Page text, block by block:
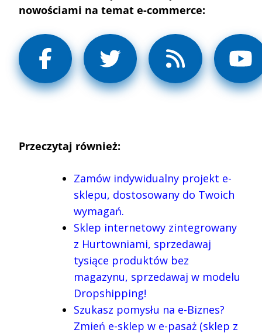
nowościami na temat e-commerce:
Przeczytaj również:
Zamów indywidualny projekt e-
sklepu, dostosowany do Twoich
wymagań.
Sklep internetowy zintegrowany
z Hurtowniami, sprzedawaj
tysiące produktów bez
magazynu, sprzedawaj w modelu
Dropshipping!
Szukasz pomysłu na e-Biznes?
Zmień e-sklep w e-pasaż (sklep z